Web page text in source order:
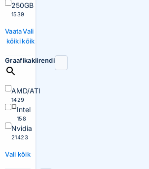
250GB
1539
Vaata
kõiki
Vali
kõik
Graafikakiirendi
AMD/ATI
1429
Intel
158
Nvidia
21423
Vali kõik